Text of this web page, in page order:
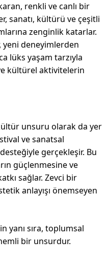
renkli ve canlı bir
sanatı, kültürü ve çeşitli
zenginlik katarlar.
yeni deneyimlerden
lüks yaşam tarzıyla
kültürel aktivitelerin
unsuru olarak da yer
ve sanatsal
gerçekleşir. Bu
güçlenmesine ve
sağlar. Zevci bir
anlayışı önemseyen
yanı sıra, toplumsal
bir unsurdur.